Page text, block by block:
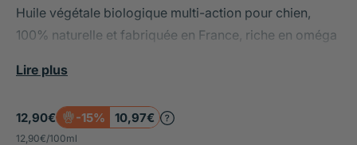
Huile végétale biologique multi-action pour chien,
100% naturelle et fabriquée en France, riche en oméga
articulaire et l'équilibre nerveux.
Oméga 3 et 6 équilibrés pour un pelage sain et
Lire plus
12,90€ -15% 10,97€
12,90€/100ml